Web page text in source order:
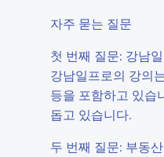
자주 묻는 질문
첫 번째 질문: 강남
강남일프로의 강의
등을 포함하고 있습
돕고 있습니다.
두 번째 질문: 부동